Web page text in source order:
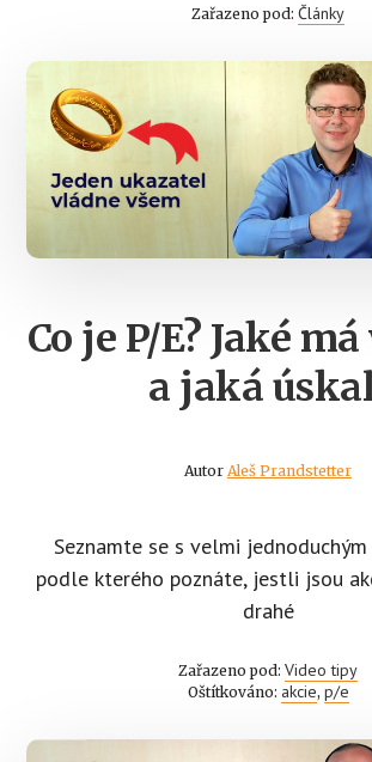
Zařazeno pod: Články
Co je P/E? Jaké
a jaká
Autor Aleš Prandstetter
Seznamte se s velmi
podle kterého poznáte, jestli jsou
drahé
Zařazeno pod: Video tipy
Oštítkováno: akcie, p/e